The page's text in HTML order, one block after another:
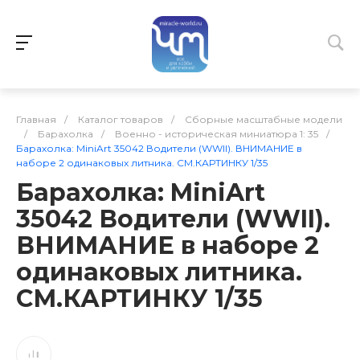
Главная / Каталог товаров /
Сборные масштабные модели
/
Барахолка / Военно - историческая миниатюра 1: 35
/
Барахолка: MiniArt 35042 Водители (WWII). ВНИМАНИЕ в
наборе 2 одинаковых литника. СМ.КАРТИНКУ 1/35
Барахолка: MiniArt
35042 Водители (WWII).
ВНИМАНИЕ в наборе 2
одинаковых литника.
СМ.КАРТИНКУ 1/35